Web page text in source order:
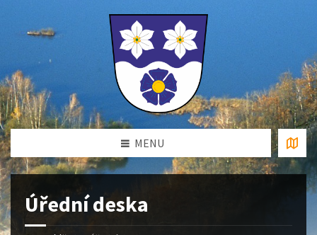
MENU
Úřední deska